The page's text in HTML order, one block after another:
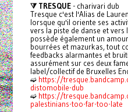
⧩ TRESQUE- charivari dub
Tresque c'est l'Alias de
lorsque qu'il oriente ses
vers la piste de danse et
possède également un
bourrées et mazurkas, tout
feedbacks alarmantes et
assurément sur ces deux
label/collectif de Bruxelles
➫ https://
distomobile-dub
➫ https://
palestinians-too-far-too-late